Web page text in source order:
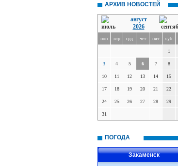
АРХИВ НОВОСТЕЙ
август
2026
пон втр срд чет пят суб
1
3 4 5 6 7 8
10 11 12 13 14 15
17 18 19 20 21 22
24 25 26 27 28 29
31
ПОГОДА
Закаменск